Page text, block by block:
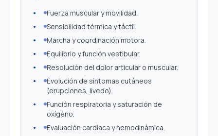
Fuerza muscular y movilidad.
Sensibilidad térmica y táctil.
Marcha y coordinación motora.
Equilibrio y función vestibular.
Resolución del dolor articular o muscular.
Evolución de síntomas cutáneos
(erupciones, livedo).
Función respiratoria y saturación de
oxígeno.
Evaluación cardíaca y hemodinámica.